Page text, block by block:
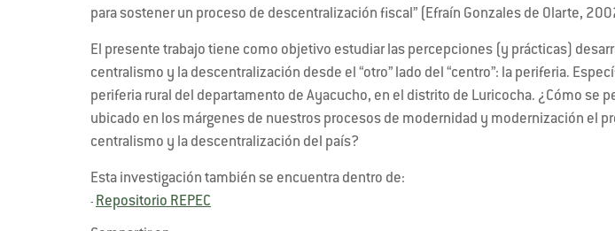
para sostener un proceso de descentralización fiscal” (Efraín Gonzales de Olarte,
El presente trabajo tiene como objetivo estudiar las percepciones (y prácticas)
centralismo y la descentralización desde el “otro” lado del “centro”: la periferia.
periferia rural del departamento de Ayacucho, en el distrito de Luricocha. ¿Cómo se
ubicado en los márgenes de nuestros procesos de modernidad y modernización el
centralismo y la descentralización del país?
Esta investigación también se encuentra dentro de:
- Repositorio REPEC